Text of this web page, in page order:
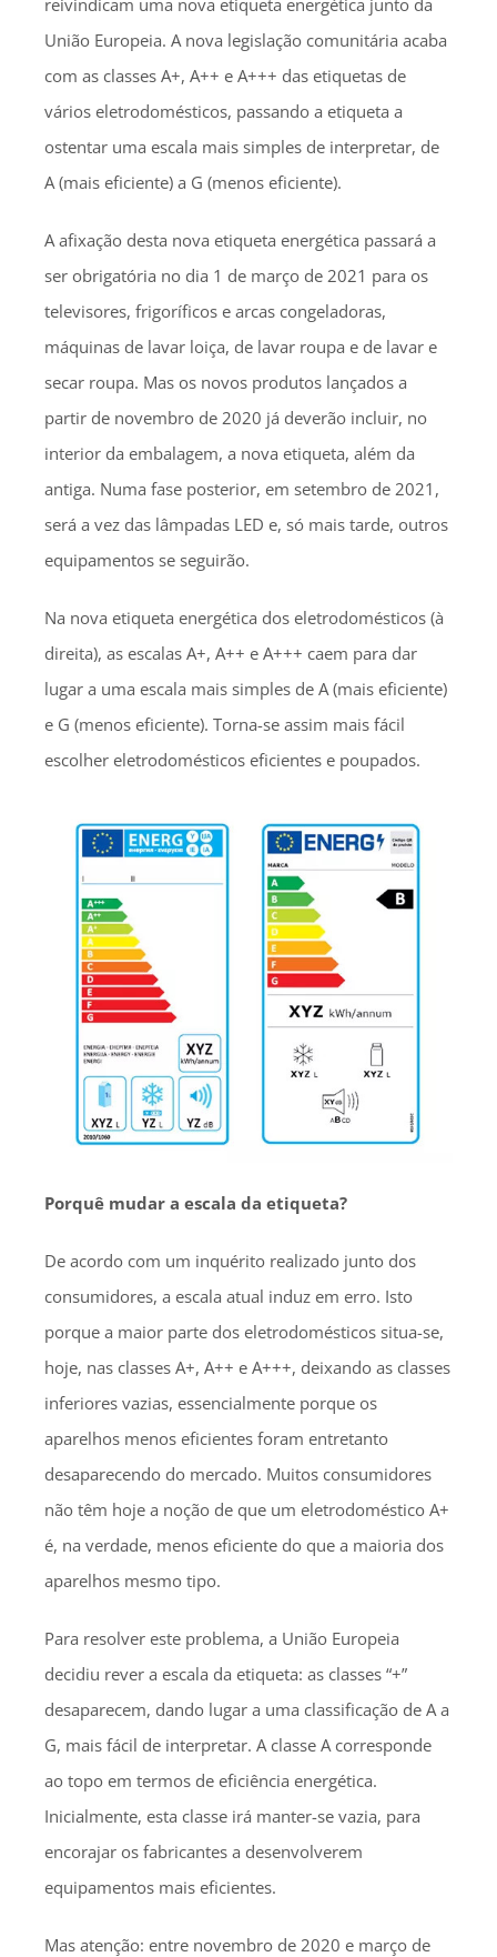
reivindicam uma nova etiqueta energética junto da
União Europeia. A nova legislação comunitária acaba
com as classes A+, A++ e A+++ das etiquetas de
vários eletrodomésticos, passando a etiqueta a
ostentar uma escala mais simples de interpretar, de
A (mais eficiente) a G (menos eficiente).
A afixação desta nova etiqueta energética passará a
ser obrigatória no dia 1 de março de 2021 para os
televisores, frigoríficos e arcas congeladoras,
máquinas de lavar loiça, de lavar roupa e de lavar e
secar roupa. Mas os novos produtos lançados a
partir de novembro de 2020 já deverão incluir, no
interior da embalagem, a nova etiqueta, além da
antiga. Numa fase posterior, em setembro de 2021,
será a vez das lâmpadas LED e, só mais tarde, outros
equipamentos se seguirão.
Na nova etiqueta energética dos eletrodomésticos (à
direita), as escalas A+, A++ e A+++ caem para dar
lugar a uma escala mais simples de A (mais eficiente)
e G (menos eficiente). Torna-se assim mais fácil
escolher eletrodomésticos eficientes e poupados.
Porquê mudar a escala da etiqueta?
De acordo com um inquérito realizado junto dos
consumidores, a escala atual induz em erro. Isto
porque a maior parte dos eletrodomésticos situa-se,
hoje, nas classes A+, A++ e A+++, deixando as classes
inferiores vazias, essencialmente porque os
aparelhos menos eficientes foram entretanto
desaparecendo do mercado. Muitos consumidores
não têm hoje a noção de que um eletrodoméstico A+
é, na verdade, menos eficiente do que a maioria dos
aparelhos mesmo tipo.
Para resolver este problema, a União Europeia
decidiu rever a escala da etiqueta: as classes “+”
desaparecem, dando lugar a uma classificação de A a
G, mais fácil de interpretar. A classe A corresponde
ao topo em termos de eficiência energética.
Inicialmente, esta classe irá manter-se vazia, para
encorajar os fabricantes a desenvolverem
equipamentos mais eficientes.
Mas atenção: entre novembro de 2020 e março de